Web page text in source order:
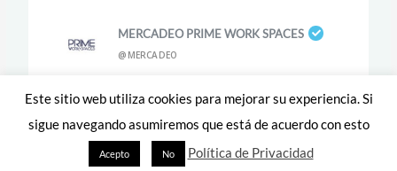
MERCADEO PRIME WORK SPACES
@MERCADEO
Copyright © 2026| Prime Work Spaces
Este sitio web utiliza cookies para mejorar su experiencia. Si
sigue navegando asumiremos que está de acuerdo con esto
Acepto No Política de Privacidad